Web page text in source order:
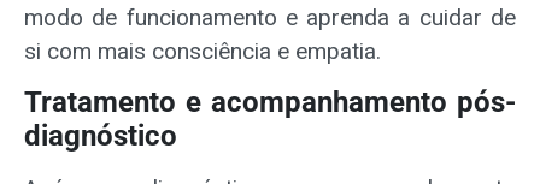
modo de funcionamento e aprenda a cuidar de
si com mais consciência e empatia.
Tratamento e acompanhamento pós-
diagnóstico